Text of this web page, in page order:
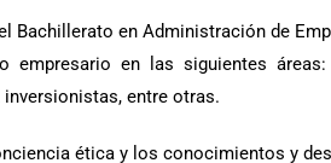
Bachillerato en Administración de
empresario en las siguientes
entre otras.
ética y los conocimientos y